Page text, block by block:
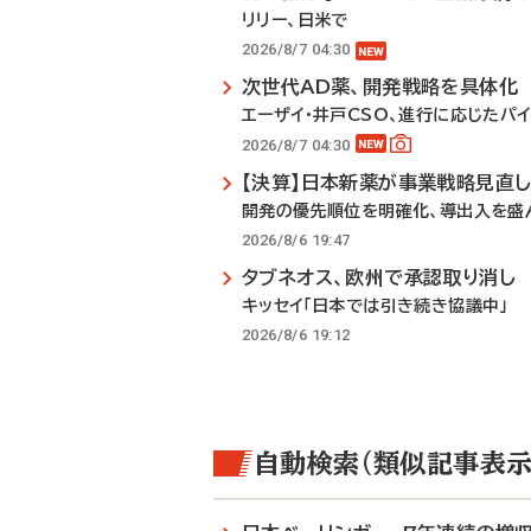
リリー、日米で
2026/8/7 04:30
次世代AD薬、開発戦略を具体化
エーザイ・井戸CSO、進行に応じたパ
2026/8/7 04:30
【決算】日本新薬が事業戦略見直し
開発の優先順位を明確化、導出入を盛
2026/8/6 19:47
タブネオス、欧州で承認取り消し
キッセイ「日本では引き続き協議中」
2026/8/6 19:12
自動検索（類似記事表示